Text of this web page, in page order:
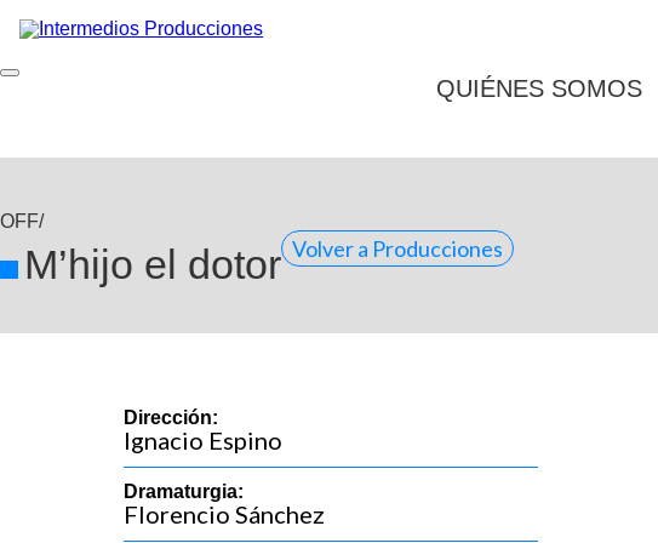
QUIÉNES SOMOS
OFF/
M’hijo el dotor Volver a Producciones
Dirección:
Ignacio Espino
Dramaturgia:
Florencio Sánchez